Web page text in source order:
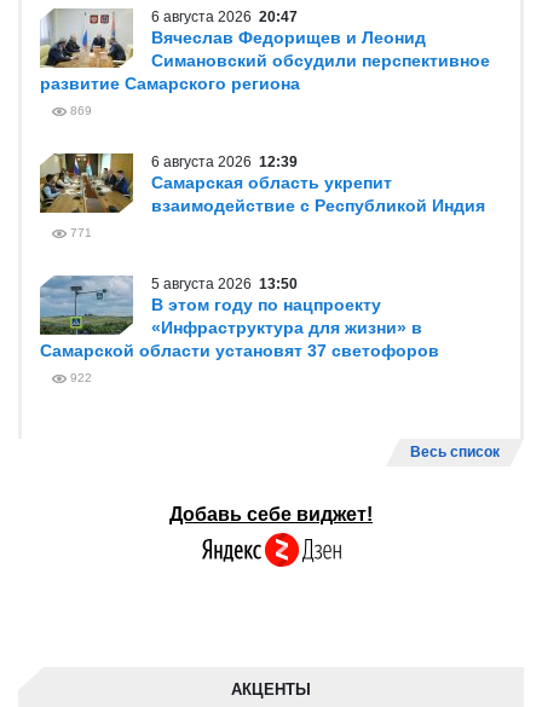
6 августа 2026 20:47
Вячеслав Федорищев и Леонид
Симановский обсудили перспективное
развитие Самарского региона
869
6 августа 2026 12:39
Самарская область укрепит
взаимодействие с Республикой Индия
771
5 августа 2026 13:50
В этом году по нацпроекту
«Инфраструктура для жизни» в
Самарской области установят 37 светофоров
922
Весь список
Добавь себе виджет!
АКЦЕНТЫ